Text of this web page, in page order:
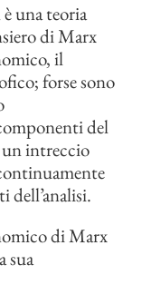
una teoria
di Marx
il
forse sono
del
un intreccio
dell’analisi.
di Marx
sua